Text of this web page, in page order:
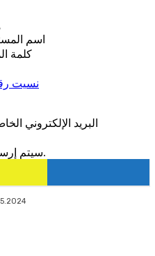
اسم
كلمة
نسيت
البريد الإلكتروني
سيتم إرساله بالبريد الالكتروني كلمة سر لك.